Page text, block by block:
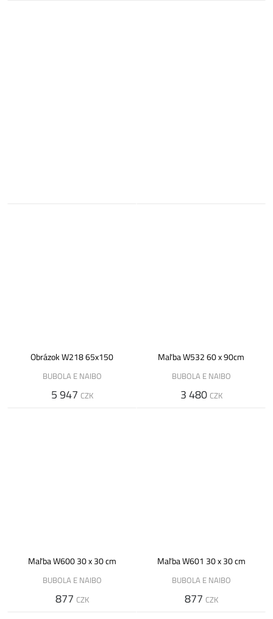
Obrázok W218 65x150
BUBOLA E NAIBO
5 947 CZK
Maľba W532 60 x 90cm
BUBOLA E NAIBO
3 480 CZK
Maľba W600 30 x 30 cm
BUBOLA E NAIBO
877 CZK
Maľba W601 30 x 30 cm
BUBOLA E NAIBO
877 CZK